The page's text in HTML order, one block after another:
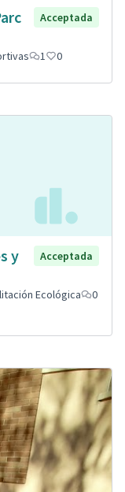
Acceptada
1 0
y
Acceptada
Ecológica
0